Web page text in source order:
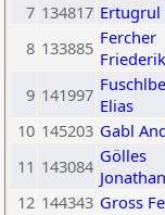
7 134817 Ertugrul
8 133885 Fercher
9 141997 Elias
10 145203 Gabl
11 143084 Gölles
Jonathan
12 144343 Gross